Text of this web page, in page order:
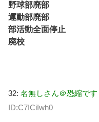
野球部廃部
運動部廃部
部活動全面停止
廃校
32: 名無しさん＠恐縮です
ID:C7ICiIwh0